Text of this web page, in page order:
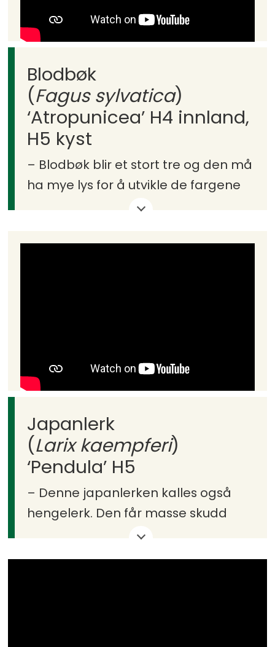
Blodbøk
(Fagus sylvatica)
‘Atropunicea’ H4 innland,
H5 kyst
– Blodbøk blir et stort tre og den må
ha mye lys for å utvikle de fargene
den har på bladverket sitt. Vokser
bladverket grønnere.
Japanlerk
(Larix kaempferi)
‘Pendula’ H5
– Denne japanlerken kalles også
hengelerk. Den får masse skudd
som henger helt ned til bakken.